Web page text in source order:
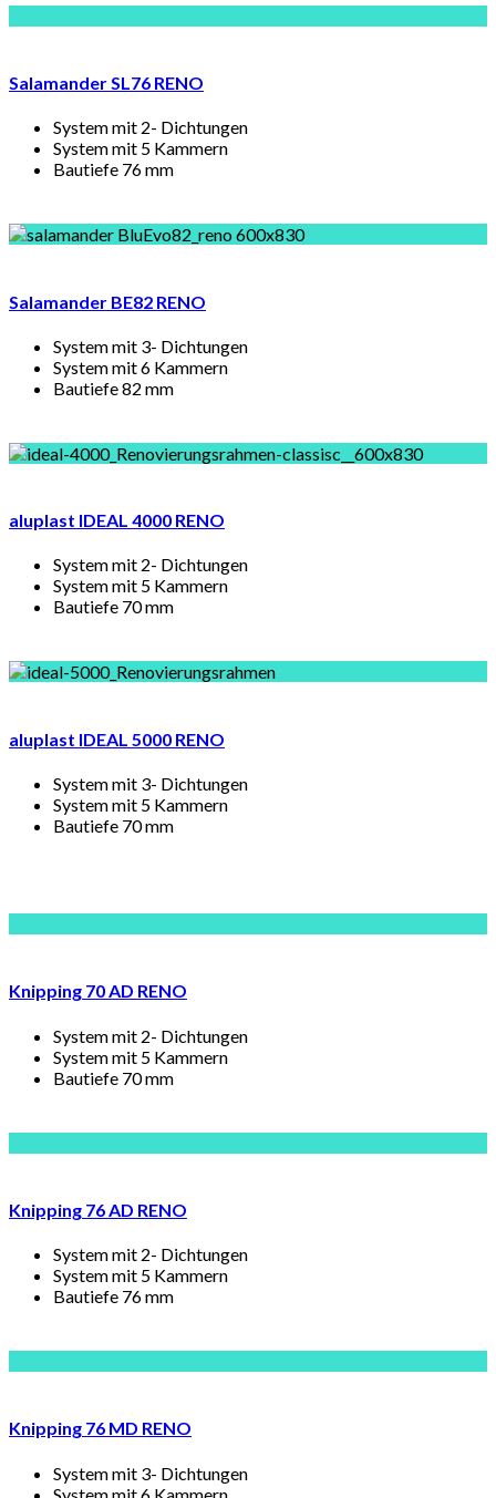
Salamander SL76 RENO
System mit 2- Dichtungen
System mit 5 Kammern
Bautiefe 76 mm
Salamander BE82 RENO
System mit 3- Dichtungen
System mit 6 Kammern
Bautiefe 82 mm
aluplast IDEAL 4000 RENO
System mit 2- Dichtungen
System mit 5 Kammern
Bautiefe 70 mm
aluplast IDEAL 5000 RENO
System mit 3- Dichtungen
System mit 5 Kammern
Bautiefe 70 mm
Knipping 70 AD RENO
System mit 2- Dichtungen
System mit 5 Kammern
Bautiefe 70 mm
Knipping 76 AD RENO
System mit 2- Dichtungen
System mit 5 Kammern
Bautiefe 76 mm
Knipping 76 MD RENO
System mit 3- Dichtungen
System mit 6 Kammern